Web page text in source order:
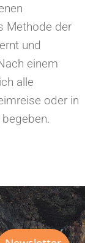
Methode der
und
einem
alle
oder in